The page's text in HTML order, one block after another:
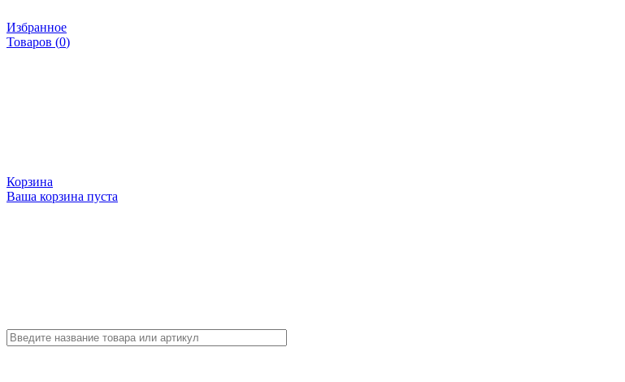
Избранное
Товаров (0)
Корзина
Ваша корзина пуста